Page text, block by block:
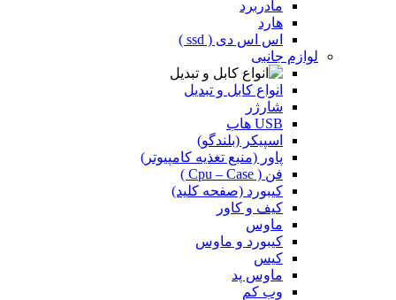
مادربرد
هارد
اس اس دی ( ssd )
لوازم جانبی
انواع کابل و تبدیل
شارژر
USB هاب
اسپیکر (بلندگو)
پاور (منبع تغذیه کامپیوتر)
فن ( Cpu – Case )
کیبورد (صفحه کلید)
کیف و کاور
ماوس
کیبورد و ماوس
کیس
ماوس پد
وب کم